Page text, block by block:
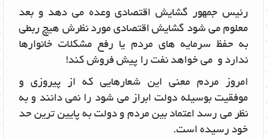
رئیس جمهور گشایش اقتصادی وعده می دهد و بعد
معلوم می شود گشایش اقتصادی مورد نظرش هیچ ربطی
به حفظ سرمایه های مردم یا رفع مشکلات خانوارها
ندارد و می خواهد نفت را پیش فروش کند!
امروز مردم معنی این شعارهایی که از پیروزی و
موفقیت بوسیله دولت ابراز می شود را نمی دانند و به
نظر می رسد اعتماد بین مردم و دولت به پایین ترین حد
خود رسیده است.